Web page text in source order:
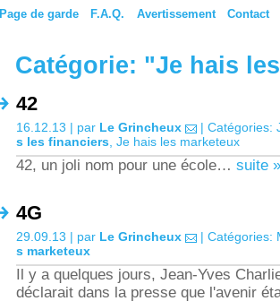
Page de garde F.A.Q. Avertissement Contact
Catégorie: "Je hais
42
16.12.13 | par Le Grincheux | Catégories:
s les financiers Je hais les marketeux
42, un joli nom pour une école… suite »
4G
29.09.13 | par Le Grincheux | Catégories:
s marketeux
Il y a quelques jours, Jean-Yves
déclarait dans la presse que l'avenir